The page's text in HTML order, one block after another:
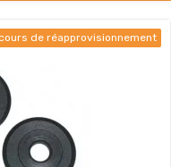
de réapprovisionnement